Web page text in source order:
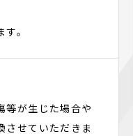
。
等が生じた場合や
させていただきま